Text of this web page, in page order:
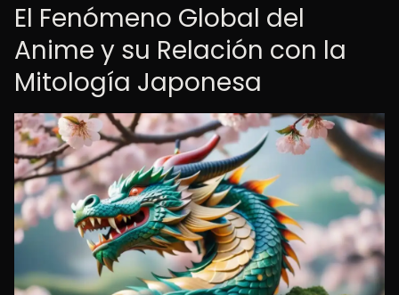
El Fenómeno Global del
Anime y su Relación con la
Mitología Japonesa